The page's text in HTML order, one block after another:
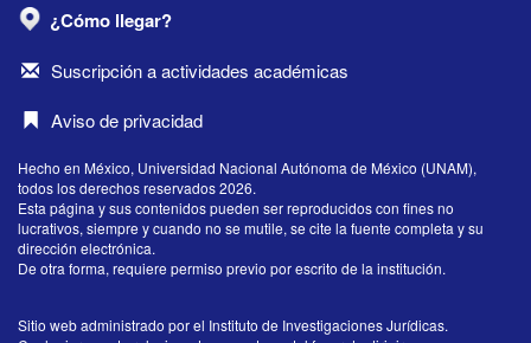
¿Cómo llegar?
Suscripción a actividades académicas
Aviso de privacidad
Hecho en México, Universidad Nacional Autónoma de México (UNAM),
todos los derechos reservados 2026.
Esta página y sus contenidos pueden ser reproducidos con fines no
lucrativos, siempre y cuando no se mutile, se cite la fuente completa y su
dirección electrónica.
De otra forma, requiere permiso previo por escrito de la institución.
Sitio web administrado por el Instituto de Investigaciones Jurídicas.